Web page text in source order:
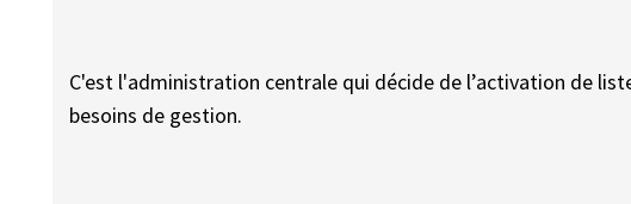
C'est l'administration centrale qui décide de l’activation de
besoins de gestion.